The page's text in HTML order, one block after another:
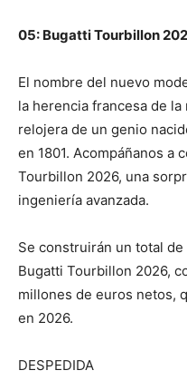
05: Bugatti Tourbillon
El nombre del nuevo
la herencia francesa de
relojera de un genio
en 1801. Acompáñanos a
Tourbillon 2026, una
ingeniería avanzada.
Se construirán un total
Bugatti Tourbillon 2026,
millones de euros netos,
en 2026.
DESPEDIDA